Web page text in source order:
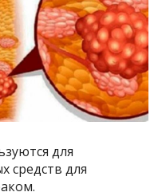
для
средств для